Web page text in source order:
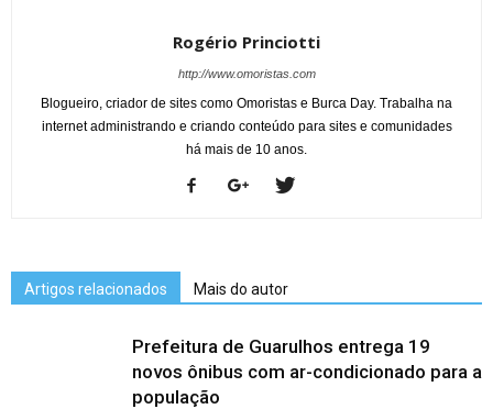
Rogério Princiotti
http://www.omoristas.com
Blogueiro, criador de sites como Omoristas e Burca Day. Trabalha na
internet administrando e criando conteúdo para sites e comunidades
há mais de 10 anos.
Artigos relacionados Mais do autor
Prefeitura de Guarulhos entrega 19
novos ônibus com ar-condicionado para a
população